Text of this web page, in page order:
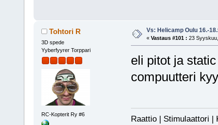
Tohtori R
3D spede
Yyberfyyrer Torppari
RC-Kopterit Ry #6
Vs: Helicamp Oulu 16.-
« Vastaus #101 : 23
eli pitot ja
compuutteri
Raattio |